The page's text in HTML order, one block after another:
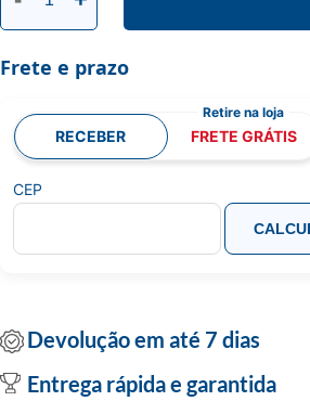
Frete e prazo
RECEBER FRETE GRÁTIS
CEP
Devolução em até 7 dias
Entrega rápida e garantida